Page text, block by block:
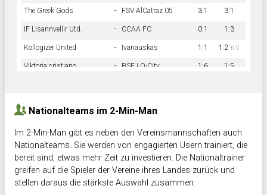
The Greek Gods - FSV AlCatraz 05 3:1 3:1
IF Lisannvellir Utd. - CCAA FC 0:1 1:3
Kollogizer United - Ivanauskas 1:1 1:2 n.V.
Viktoria cristiano - BSF LO-City 1:6 1:5
Nationalteams im 2-Min-Man
Im 2-Min-Man gibt es neben den Vereinsmannschaften auch
Nationalteams. Sie werden von engagierten Usern trainiert, die
bereit sind, etwas mehr Zeit zu investieren. Die Nationaltrainer
greifen auf die Spieler der Vereine ihres Landes zurück und
stellen daraus die stärkste Auswahl zusammen.